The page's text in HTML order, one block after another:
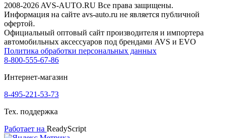
2008-2026 AVS-AUTO.RU Все права защищены.
Информация на сайте avs-auto.ru не является публичной
офертой.
Официальный оптовый сайт производителя и импортера
автомобильных аксессуаров под брендами AVS и EVO
Политика обработки персональных данных
8-800-555-67-86
Интернет-магазин
8-495-221-53-73
Тех. поддержка
Работает на ReadyScript